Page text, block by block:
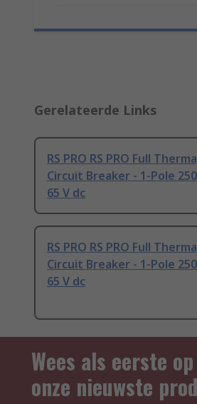
Gerelateerde Links
RS PRO RS PRO Full
Circuit Breaker - 1-Pole
65 V dc
RS PRO RS PRO Full
Circuit Breaker - 1-Pole
65 V dc
Wees als eerste
onze nieuwste